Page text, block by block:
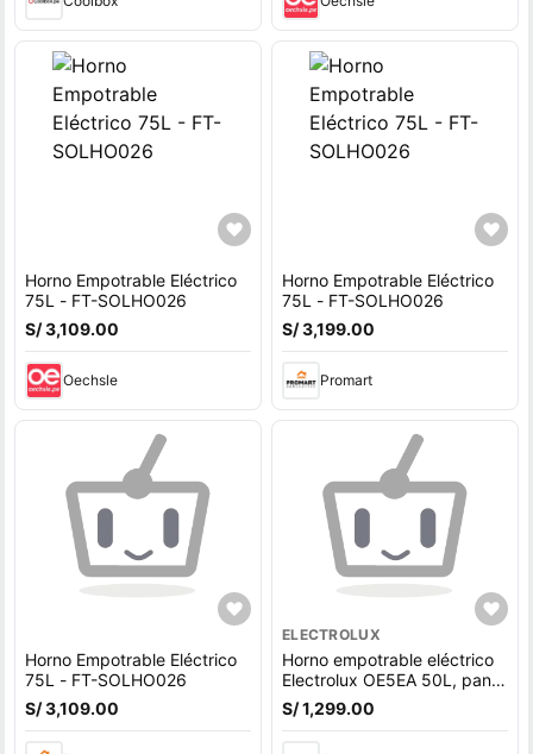
Horno Empotrable Eléctrico
75L - FT-SOLHO026
S/ 3,109.00
Oechsle
Horno Empotrable Eléctrico
75L - FT-SOLHO026
S/ 3,199.00
Promart
Horno Empotrable Eléctrico
75L - FT-SOLHO026
S/ 3,109.00
ELECTROLUX
Horno empotrable eléctrico
Electrolux OE5EA 50L, panel
touch, AirFry, convección,
negro
S/ 1,299.00